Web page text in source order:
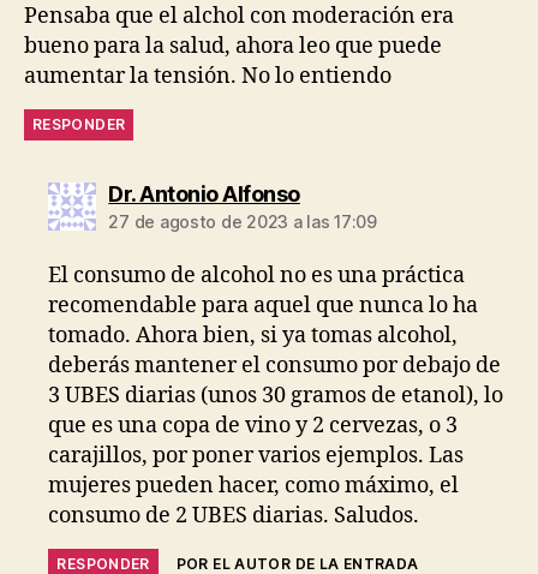
Pensaba que el alchol con moderación era
bueno para la salud, ahora leo que puede
aumentar la tensión. No lo entiendo
RESPONDER
Dr. Antonio Alfonsodice:
27 de agosto de 2023 a las 17:09
El consumo de alcohol no es una práctica
recomendable para aquel que nunca lo ha
tomado. Ahora bien, si ya tomas alcohol,
deberás mantener el consumo por debajo de
3 UBES diarias (unos 30 gramos de etanol), lo
que es una copa de vino y 2 cervezas, o 3
carajillos, por poner varios ejemplos. Las
mujeres pueden hacer, como máximo, el
consumo de 2 UBES diarias. Saludos.
RESPONDER POR EL AUTOR DE LA ENTRADA